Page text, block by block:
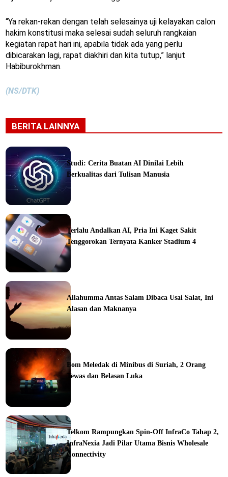
“Ya rekan-rekan dengan telah selesainya uji kelayakan calon
hakim konstitusi maka selesai sudah seluruh rangkaian
kegiatan rapat hari ini, apabila tidak ada yang perlu
dibicarakan lagi, rapat diakhiri dan kita tutup,” lanjut
Habiburokhman.
(NS/DTK)
BERITA LAINNYA
Studi: Cerita Buatan AI Dinilai Lebih
Berkualitas dari Tulisan Manusia
Terlalu Andalkan AI, Pria Ini Kaget Sakit
Tenggorokan Ternyata Kanker Stadium 4
Allahumma Antas Salam Dibaca Usai Salat, Ini
Alasan dan Maknanya
Bom Meledak di Minibus di Suriah, 2 Orang
Tewas dan Belasan Luka
Telkom Rampungkan Spin-Off InfraCo Tahap 2,
InfraNexia Jadi Pilar Utama Bisnis Wholesale
Connectivity